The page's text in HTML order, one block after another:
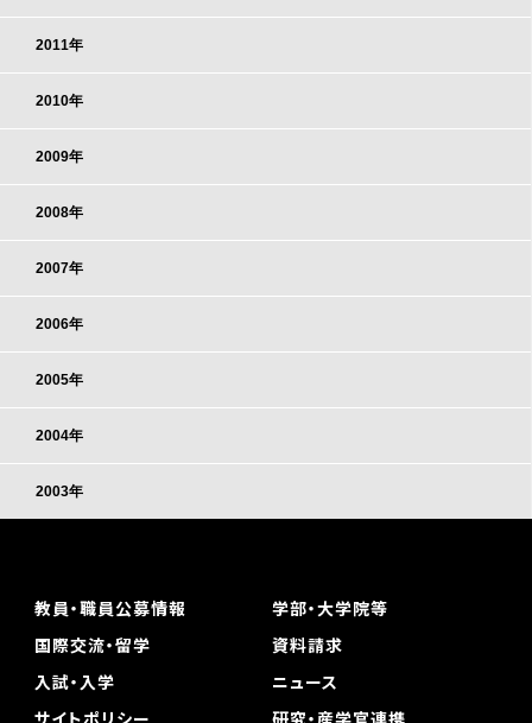
2011年
2010年
2009年
2008年
2007年
2006年
2005年
2004年
2003年
教員・職員公募情報
学部・大学院等
国際交流・留学
資料請求
入試・入学
ニュース